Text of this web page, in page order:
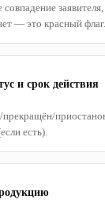
— это красный флаг.
и срок действия
есть).